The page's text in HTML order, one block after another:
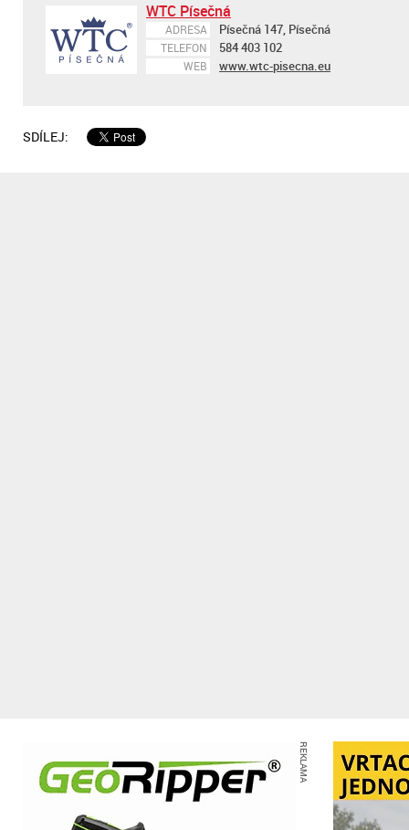
WTC Písečná
ADRESA Písečná 147, Písečná
TELEFON 584 403 102
WEB www.wtc-pisecna.eu
SDÍLEJ:
REKLAMA